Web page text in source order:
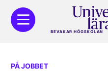
BEVAKAR HÖGSKOLAN
PÅ JOBBET